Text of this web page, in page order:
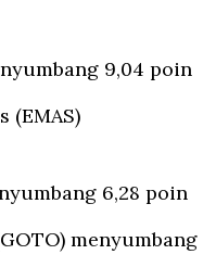
9,04 poin
(EMAS)
6,28 poin
menyumbang